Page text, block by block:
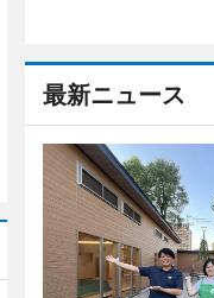
最新ニュース